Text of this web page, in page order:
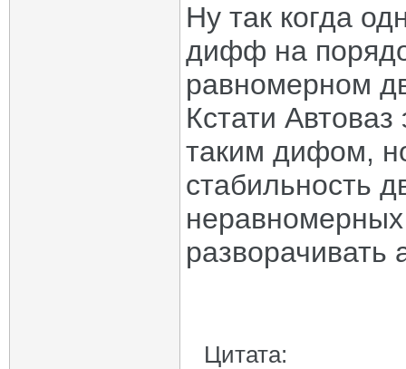
Ну так когда
дифф на
равномерном
Кстати
таким дифом,
стабильность
разворачивать
Цитата: